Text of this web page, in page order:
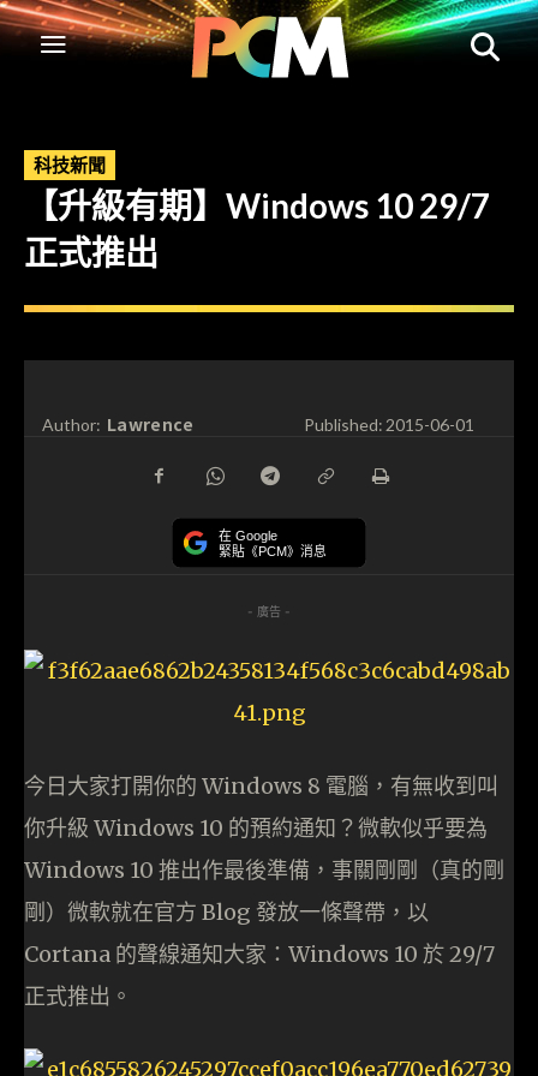
科技新聞
【升級有期】Windows 10 29/7
正式推出
Author: Lawrence Published:2015-06-01
在 Google
緊貼《PCM》消息
- 廣告 -
今日大家打開你的 Windows 8 電腦，有無收到叫
你升級 Windows 10 的預約通知？微軟似乎要為
Windows 10 推出作最後準備，事關剛剛（真的剛
剛）微軟就在官方 Blog 發放一條聲帶，以
Cortana 的聲線通知大家：Windows 10 於 29/7
正式推出。